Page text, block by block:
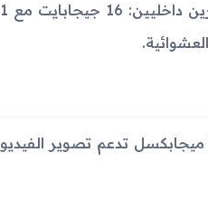
يملك الجهاز فتحة بطاقة microSDXC لزيادة السعة التخزينية، ويأتي بإصدارين داخليين: 16 جيجابايت مع 1
يحوي جهاز Samsung Galaxy Tab 3 10.1 P5220 كاميرا رئيسية بدقة 3.15 ميجابكسل تدعم تصوير الفيديو